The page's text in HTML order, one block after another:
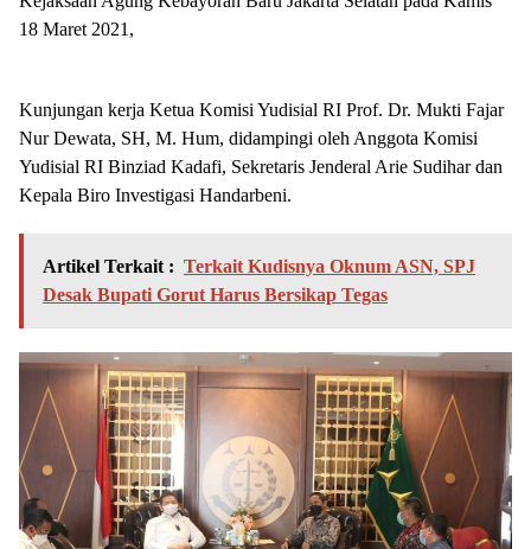
18 Maret 2021,
Kunjungan kerja Ketua Komisi Yudisial RI Prof. Dr. Mukti Fajar
Nur Dewata, SH, M. Hum, didampingi oleh Anggota Komisi
Yudisial RI Binziad Kadafi, Sekretaris Jenderal Arie Sudihar dan
Kepala Biro Investigasi Handarbeni.
Artikel Terkait : Terkait Kudisnya Oknum ASN, SPJ
Desak Bupati Gorut Harus Bersikap Tegas